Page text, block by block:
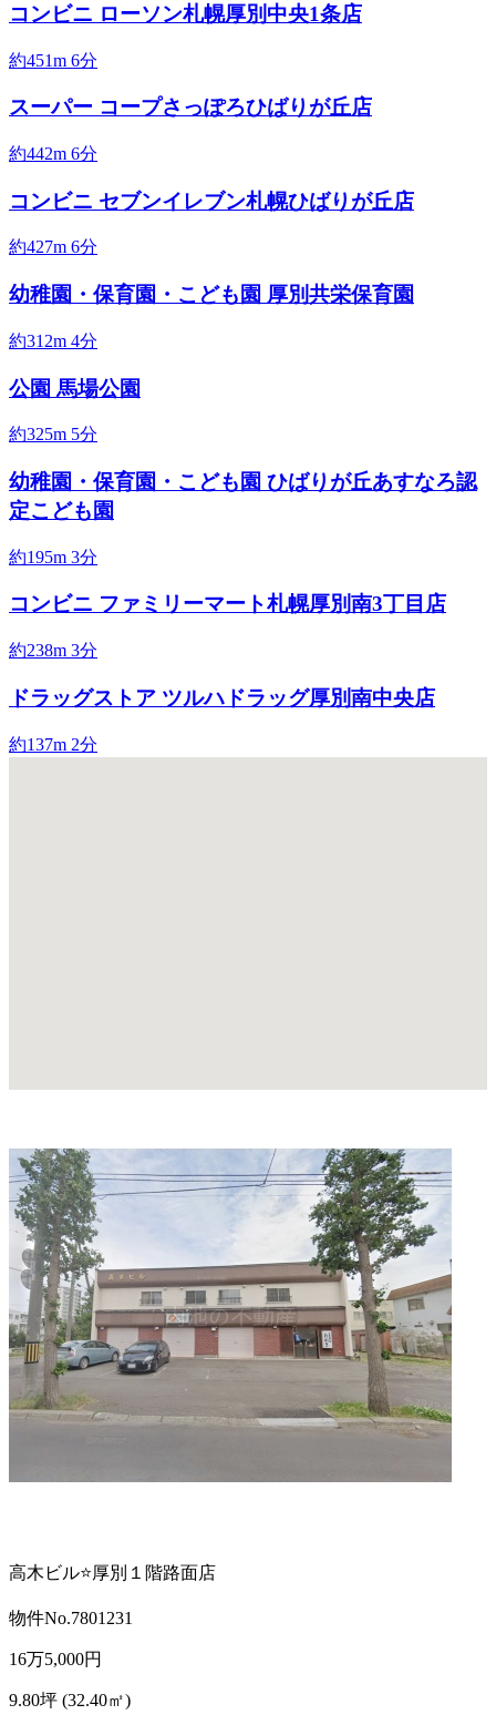
コンビニ ローソン札幌厚別中央1条店
約451m 6分
スーパー コープさっぽろひばりが丘店
約442m 6分
コンビニ セブンイレブン札幌ひばりが丘店
約427m 6分
幼稚園・保育園・こども園 厚別共栄保育園
約312m 4分
公園 馬場公園
約325m 5分
幼稚園・保育園・こども園 ひばりが丘あすなろ認
定こども園
約195m 3分
コンビニ ファミリーマート札幌厚別南3丁目店
約238m 3分
ドラッグストア ツルハドラッグ厚別南中央店
約137m 2分
高木ビル⭐厚別１階路面店
物件No.7801231
16万5,000円
9.80坪 (32.40㎡)